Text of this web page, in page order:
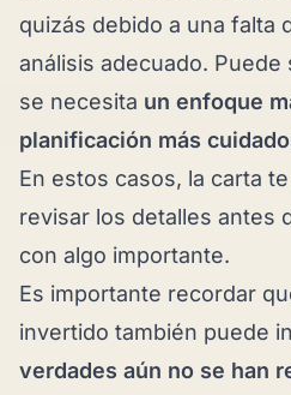
quizás debido a una falta
análisis adecuado.
se necesita un enfoque
planificación más
En estos casos, la carta
revisar los detalles antes
con algo importante.
Es importante recordar
invertido también puede
verdades aún no se han